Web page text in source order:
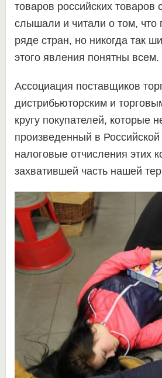
товаров российских
слышали и читали о том, что
ряде стран, но никогда так
этого явления понятны всем.
Ассоциация поставщиков
дистрибьюторским и
кругу покупателей, которые
произведенный в
налоговые отчисления этих
захватившей часть нашей